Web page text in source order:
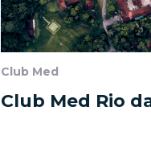
Club Med
Club Med Rio